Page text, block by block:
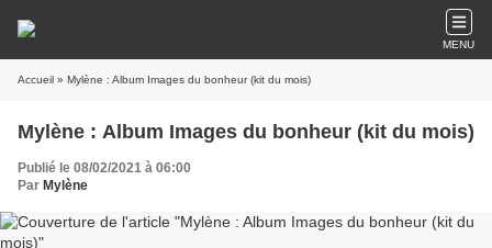
MENU
Accueil » Mylène : Album Images du bonheur (kit du mois)
Mylène : Album Images du bonheur (kit du mois)
Publié le 08/02/2021 à 06:00
Par Mylène